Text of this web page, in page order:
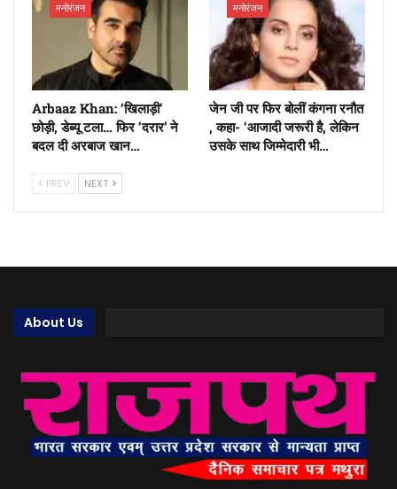
मनोरंजन
Arbaaz Khan: ‘खिलाड़ी’
छोड़ी, डेब्यू टला… फिर ‘दरार’ ने
बदल दी अरबाज खान…
मनोरंजन
जेन जी पर फिर बोलीं कंगना रनौत
, कहा- ‘आजादी जरूरी है, लेकिन
उसके साथ जिम्मेदारी भी…
PREV NEXT
About Us